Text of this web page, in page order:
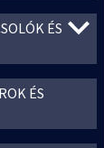
ÉS
ÉS